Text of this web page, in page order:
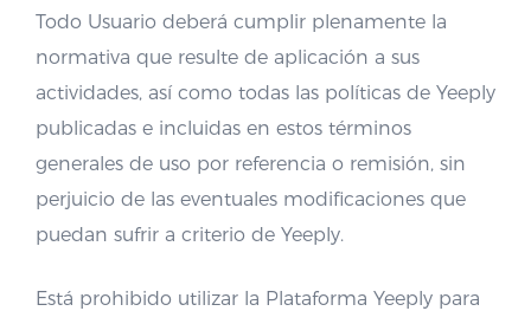
Todo Usuario deberá cumplir plenamente la
normativa que resulte de aplicación a sus
actividades, así como todas las políticas de Yeeply
publicadas e incluidas en estos términos
generales de uso por referencia o remisión, sin
perjuicio de las eventuales modificaciones que
puedan sufrir a criterio de Yeeply.
Está prohibido utilizar la Plataforma Yeeply para